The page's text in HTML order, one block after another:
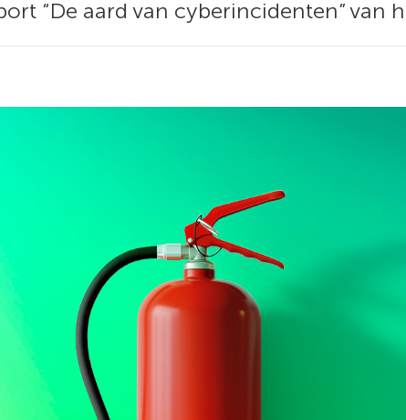
“De aard van cyberincidenten” van